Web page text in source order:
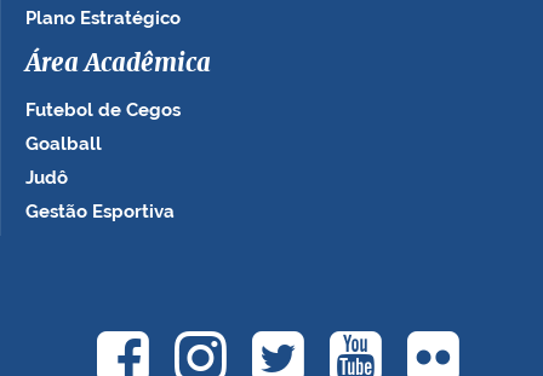
Plano Estratégico
Área Acadêmica
Futebol de Cegos
Goalball
Judô
Gestão Esportiva